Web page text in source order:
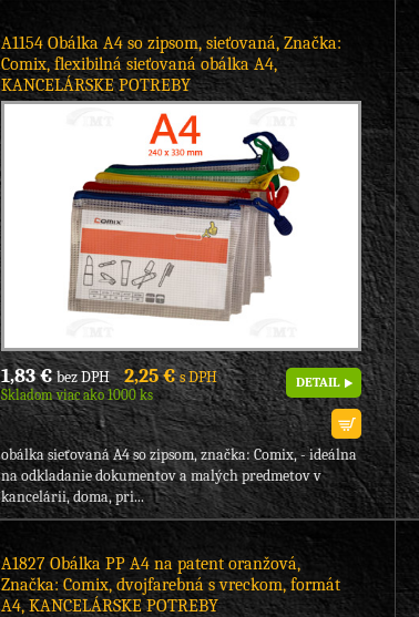
A1154 Obálka A4 so zipsom, sieťovaná, Značka:
Comix, flexibilná sieťovaná obálka A4,
KANCELÁRSKE POTREBY
1,83 €bez DPH 2,25 €s DPH
Skladom viac ako 1000 ks
DETAIL
obálka sieťovaná A4 so zipsom, značka: Comix, - ideálna
na odkladanie dokumentov a malých predmetov v
kancelárii, doma, pri...
A1827 Obálka PP A4 na patent oranžová,
Značka: Comix, dvojfarebná s vreckom, formát
A4, KANCELÁRSKE POTREBY